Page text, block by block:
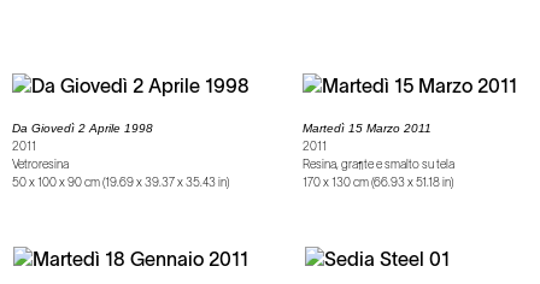
Da Giovedì 2 Aprile 1998
2011
Vetroresina
50 x 100 x 90 cm (19.69 x 39.37 x 35.43 in)
Martedì 15 Marzo 2011
2011
Resina, grafite e smalto su tela
170 x 130 cm (66.93 x 51.18 in)